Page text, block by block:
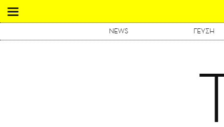
NEWS ΓΕΥΣΗ